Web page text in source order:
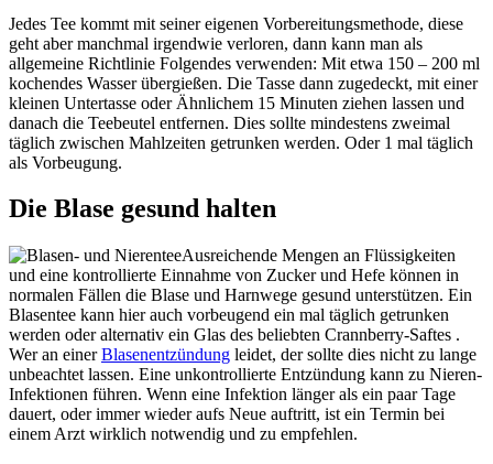
Jedes Tee kommt mit seiner eigenen Vorbereitungsmethode, diese
geht aber manchmal irgendwie verloren, dann kann man als
allgemeine Richtlinie Folgendes verwenden: Mit etwa 150 – 200 ml
kochendes Wasser übergießen. Die Tasse dann zugedeckt, mit einer
kleinen Untertasse oder Ähnlichem 15 Minuten ziehen lassen und
danach die Teebeutel entfernen. Dies sollte mindestens zweimal
täglich zwischen Mahlzeiten getrunken werden. Oder 1 mal täglich
als Vorbeugung.
Die Blase gesund halten
Ausreichende Mengen an Flüssigkeiten
und eine kontrollierte Einnahme von Zucker und Hefe können in
normalen Fällen die Blase und Harnwege gesund unterstützen. Ein
Blasentee kann hier auch vorbeugend ein mal täglich getrunken
werden oder alternativ ein Glas des beliebten Crannberry-Saftes .
Wer an einerBlasenentzündung leidet, der sollte dies nicht zu lange
unbeachtet lassen. Eine unkontrollierte Entzündung kann zu Nieren-
Infektionen führen. Wenn eine Infektion länger als ein paar Tage
dauert, oder immer wieder aufs Neue auftritt, ist ein Termin bei
einem Arzt wirklich notwendig und zu empfehlen.